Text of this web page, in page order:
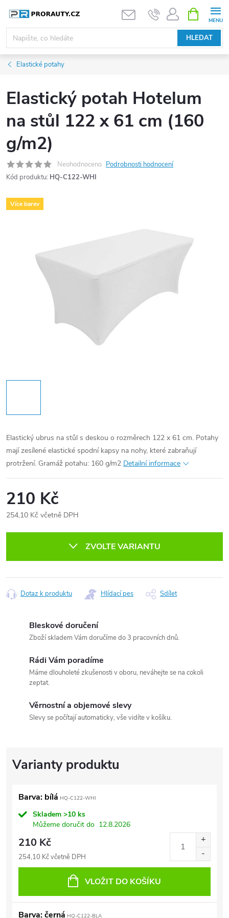
obsah
HLEDAT
NÁKUPNÍ
KOŠÍK
Elastické potahy
Elastický potah Hotelum
na stůl 122 x 61 cm (160
g/m2)
Neohodnoceno Podrobnosti hodnocení
Kód produktu: HQ-C122-WHI
Více barev
Elastický ubrus na stůl s deskou o rozměrech 122 x 61 cm. Potahy
mají zesílené elastické spodní kapsy na nohy, které zabraňují
protržení. Gramáž potahu: 160 g/m2 Detailní informace
210 Kč
254,10 Kč včetně DPH
ZVOLTE VARIANTU
Dotaz k produktu Hlídací pes Sdílet
Bleskové doručení
Zboží skladem Vám doručíme do 3 pracovních dnů.
Rádi Vám poradíme
Máme dlouholeté zkušenosti v oboru, neváhejte se na cokoli
zeptat.
Věrnostní a objemové slevy
Slevy se počítají automaticky, vše vidíte v košíku.
Barva: bílá HQ-C122-WHI
Skladem >10 ks
Můžeme doručit do 12.8.2026
210 Kč
254,10 Kč včetně DPH
VLOŽIT DO KOŠÍKU
Barva: černá HQ-C122-BLA